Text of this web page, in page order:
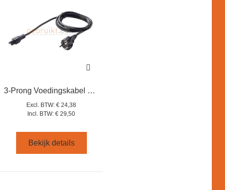
3-Prong Voedingskabel micky mouse kabel
Excl. BTW: € 24,38
Incl. BTW: € 29,50
Bekijk details